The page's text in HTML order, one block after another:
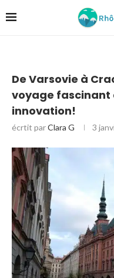
De Varsovie à
voyage
innovation!
écrtit parClara G 3